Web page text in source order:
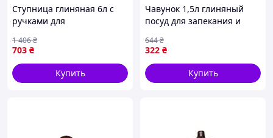
Ступница глиняная 6л с
ручками для
духовке термостойкая
посуда для запекания
703 ₴
1 406₴
Купить
Чавунок 1,5л глиняный
посуд для запекания и
мак СЛОВЯНОЧКА
322 ₴
644₴
Купить